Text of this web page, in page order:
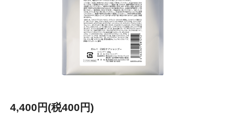
4,400円(税400円)